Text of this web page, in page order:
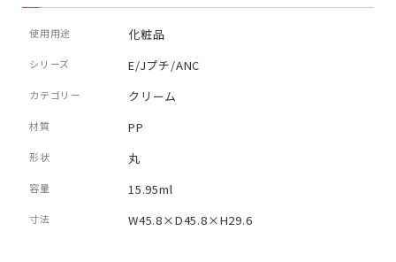
使用用途 化粧品
シリーズ E/Jプチ/ANC
カテゴリー クリーム
材質 PP
形状 丸
容量 15.95ml
寸法 W45.8×D45.8×H29.6